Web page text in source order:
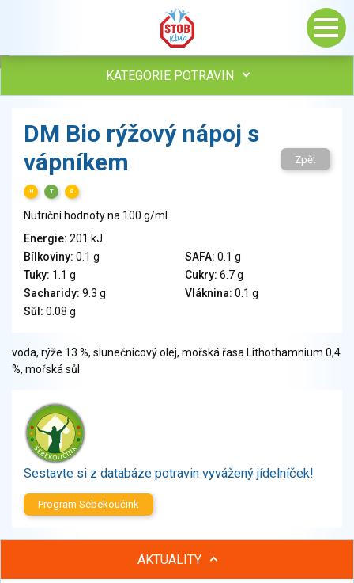
KATEGORIE POTRAVIN
Vejce
Mléko
Mléčné výrobky
Sýry
Veganské a vegetariánské výrobky
Tuky
Obiloviny, mouka, cereální výrobky
Chléb, pečivo, křehké chleby, pufované výrobky
Přílohy
Zelenina
Sladkosti, slané výrobky
Zmrzliny
Ochucovadla, přísady, sladidla
Sušené směsi
Proteinové výrobky, doplňky stravy
Restaurace, jídelny, hotová jídla
DM Bio rýžový nápoj s
vápníkem
H T S
Zpět
Nutriční hodnoty na 100 g/ml
Energie: 201 kJ
Bílkoviny: 0.1 g SAFA: 0.1 g
Tuky: 1.1 g Cukry: 6.7 g
Sacharidy: 9.3 g Vláknina: 0.1 g
Sůl: 0.08 g
voda, rýže 13 %, slunečnicový olej, mořská řasa Lithothamnium 0,4
%, mořská sůl
Sestavte si z databáze potravin vyvážený jídelníček!
Program Sebekoučink
AKTUALITY